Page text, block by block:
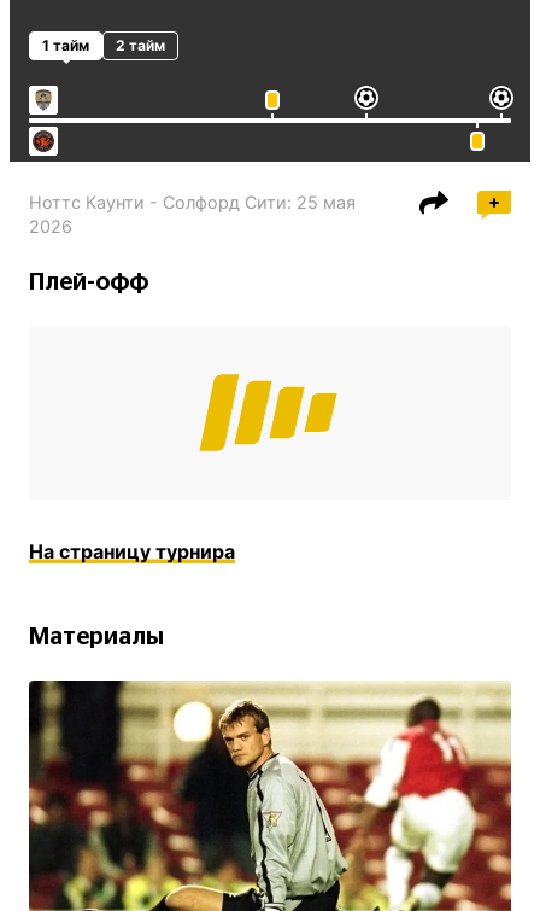
1 тайм 2 тайм
Ноттс Каунти - Солфорд Сити: 25 мая
2026
Плей-офф
На страницу турнира
Материалы